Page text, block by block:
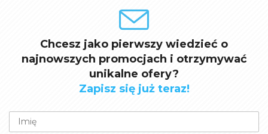
Chcesz jako pierwszy wiedzieć o
najnowszych promocjach i otrzymywać
unikalne ofery?
Zapisz się już teraz!